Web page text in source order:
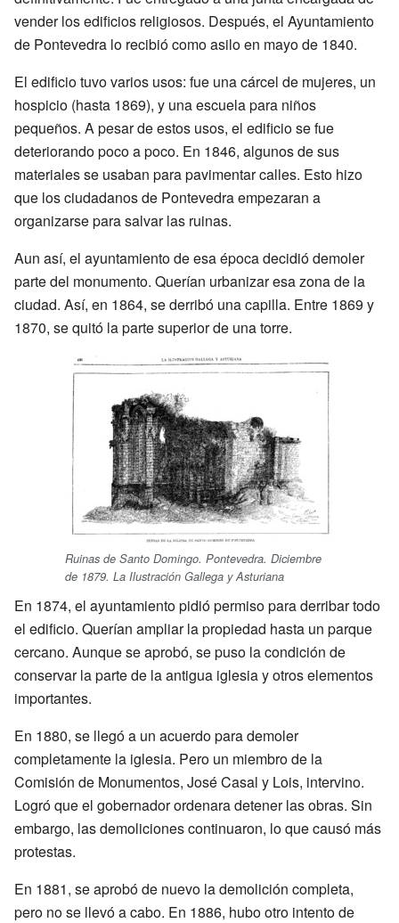
vender los edificios religiosos. Después, el Ayuntamiento
de Pontevedra lo recibió como asilo en mayo de 1840.
El edificio tuvo varios usos: fue una cárcel de mujeres, un
hospicio (hasta 1869), y una escuela para niños
pequeños. A pesar de estos usos, el edificio se fue
deteriorando poco a poco. En 1846, algunos de sus
materiales se usaban para pavimentar calles. Esto hizo
que los ciudadanos de Pontevedra empezaran a
organizarse para salvar las ruinas.
Aun así, el ayuntamiento de esa época decidió demoler
parte del monumento. Querían urbanizar esa zona de la
ciudad. Así, en 1864, se derribó una capilla. Entre 1869 y
1870, se quitó la parte superior de una torre.
Ruinas de Santo Domingo. Pontevedra. Diciembre
de 1879. La Ilustración Gallega y Asturiana
En 1874, el ayuntamiento pidió permiso para derribar todo
el edificio. Querían ampliar la propiedad hasta un parque
cercano. Aunque se aprobó, se puso la condición de
conservar la parte de la antigua iglesia y otros elementos
importantes.
En 1880, se llegó a un acuerdo para demoler
completamente la iglesia. Pero un miembro de la
Comisión de Monumentos, José Casal y Lois, intervino.
Logró que el gobernador ordenara detener las obras. Sin
embargo, las demoliciones continuaron, lo que causó más
protestas.
En 1881, se aprobó de nuevo la demolición completa,
pero no se llevó a cabo. En 1886, hubo otro intento de